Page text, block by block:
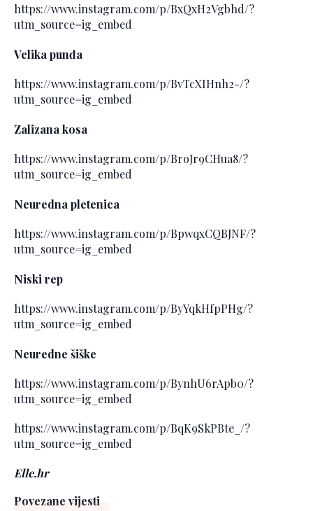
https://www.instagram.com/p/BxQxH2Vgbhd/?
utm_source=ig_embed
Velika punđa
https://www.instagram.com/p/BvTcXIHnh2-/?
utm_source=ig_embed
Zalizana kosa
https://www.instagram.com/p/BroJr9CHua8/?
utm_source=ig_embed
Neuredna pletenica
https://www.instagram.com/p/BpwqxCQBJNF/?
utm_source=ig_embed
Niski rep
https://www.instagram.com/p/ByYqkHfpPHg/?
utm_source=ig_embed
Neuredne šiške
https://www.instagram.com/p/BynhU6rApb0/?
utm_source=ig_embed
https://www.instagram.com/p/BqK9SkPBte_/?
utm_source=ig_embed
Elle.hr
Povezane vijesti